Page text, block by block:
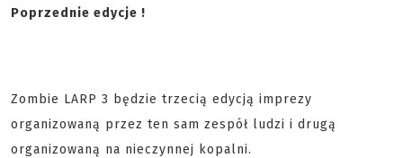
Poprzednie edycje !
Zombie LARP 3 będzie trzecią edycją imprezy
organizowaną przez ten sam zespół ludzi i drugą
organizowaną na nieczynnej kopalni.